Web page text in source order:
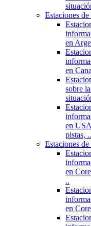
Estaciones
en
en
sobre
en
pistas, ..
Estaciones
en
..
en